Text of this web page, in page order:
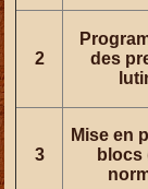
2
des
3
Mise en
blocs